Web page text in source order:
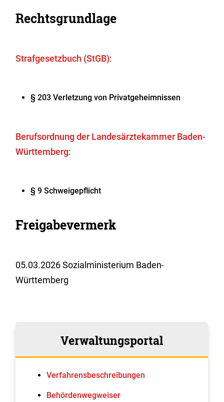
Rechtsgrundlage
Strafgesetzbuch (StGB):
§ 203 Verletzung von Privatgeheimnissen
Berufsordnung der Landesärztekammer Baden-
Württemberg:
§ 9 Schweigepflicht
Freigabevermerk
05.03.2026 Sozialministerium Baden-
Württemberg
Verwaltungsportal
Verfahrens­beschreibungen
Behördenwegweiser